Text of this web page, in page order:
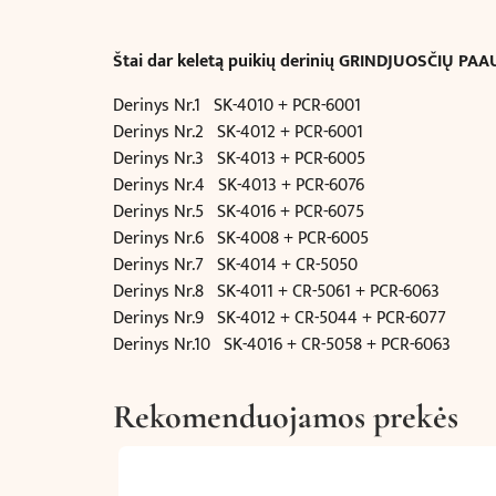
Štai dar keletą puikių derinių GRINDJUOSČIŲ
Derinys Nr.1 SK-4010 + PCR-6001
Derinys Nr.2 SK-4012 + PCR-6001
Derinys Nr.3 SK-4013 + PCR-6005
Derinys Nr.4 SK-4013 + PCR-6076
Derinys Nr.5 SK-4016 + PCR-6075
Derinys Nr.6 SK-4008 + PCR-6005
Derinys Nr.7 SK-4014 + CR-5050
Derinys Nr.8 SK-4011 + CR-5061 + PCR-6063
Derinys Nr.9 SK-4012 + CR-5044 + PCR-6077
Derinys Nr.10 SK-4016 + CR-5058 + PCR-6063
Rekomenduojamos prekės